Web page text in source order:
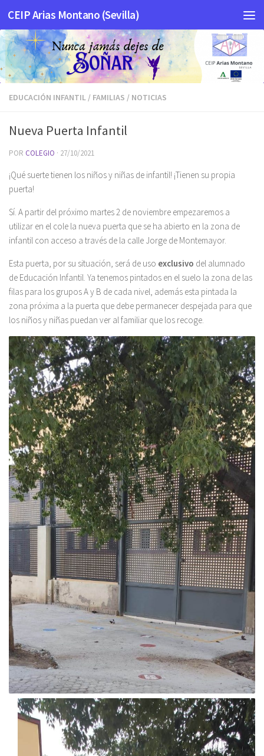
Saltar al contenido
CEIP Arias Montano (Sevilla)
EDUCACIÓN INFANTIL / FAMILIAS / NOTICIAS
Nueva Puerta Infantil
POR COLEGIO · 27/10/2021
¡Qué suerte tienen los niños y niñas de infantil! ¡Tienen su propia
puerta!
Sí. A partir del próximo martes 2 de noviembre empezaremos a
utilizar en el cole la nueva puerta que se ha abierto en la zona de
infantil con acceso a través de la calle Jorge de Montemayor.
Esta puerta, por su situación, será de uso exclusivo del alumnado
de Educación Infantil. Ya tenemos pintados en el suelo la zona de las
filas para los grupos A y B de cada nivel, además esta pintada la
zona próxima a la puerta que debe permanecer despejada para que
los niños y niñas puedan ver al familiar que los recoge.